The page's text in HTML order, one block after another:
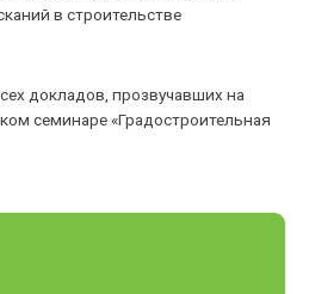
в строительстве
докладов, прозвучавших на
семинаре «Градостроительная